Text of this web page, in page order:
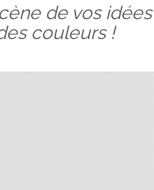
de vos
couleurs !